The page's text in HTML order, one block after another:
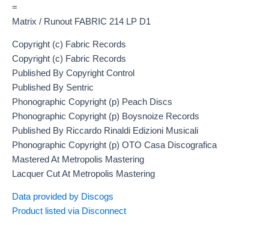
=
Matrix / Runout FABRIC 214 LP D1
Copyright (c) Fabric Records
Copyright (c) Fabric Records
Published By Copyright Control
Published By Sentric
Phonographic Copyright (p) Peach Discs
Phonographic Copyright (p) Boysnoize Records
Published By Riccardo Rinaldi Edizioni Musicali
Phonographic Copyright (p) OTO Casa Discografica
Mastered At Metropolis Mastering
Lacquer Cut At Metropolis Mastering
Data provided by Discogs
Product listed via Disconnect